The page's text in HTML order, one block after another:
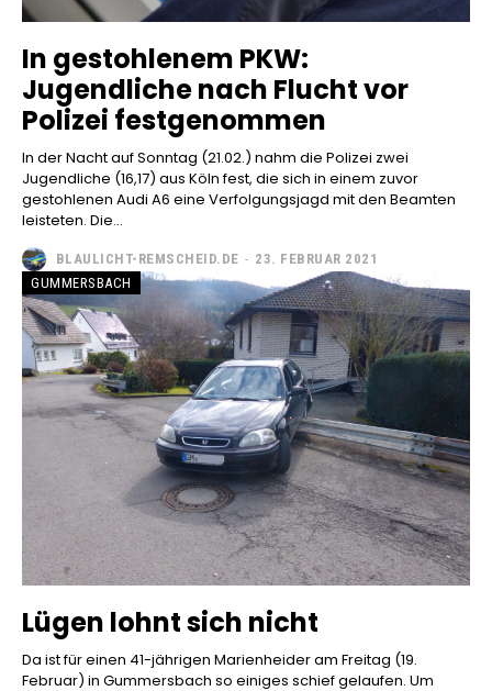
In gestohlenem PKW:
Jugendliche nach Flucht vor
Polizei festgenommen
In der Nacht auf Sonntag (21.02.) nahm die Polizei zwei
Jugendliche (16,17) aus Köln fest, die sich in einem zuvor
gestohlenen Audi A6 eine Verfolgungsjagd mit den Beamten
leisteten. Die...
BLAULICHT-REMSCHEID.DE - 23. FEBRUAR 2021
GUMMERSBACH
Lügen lohnt sich nicht
Da ist für einen 41-jährigen Marienheider am Freitag (19.
Februar) in Gummersbach so einiges schief gelaufen. Um